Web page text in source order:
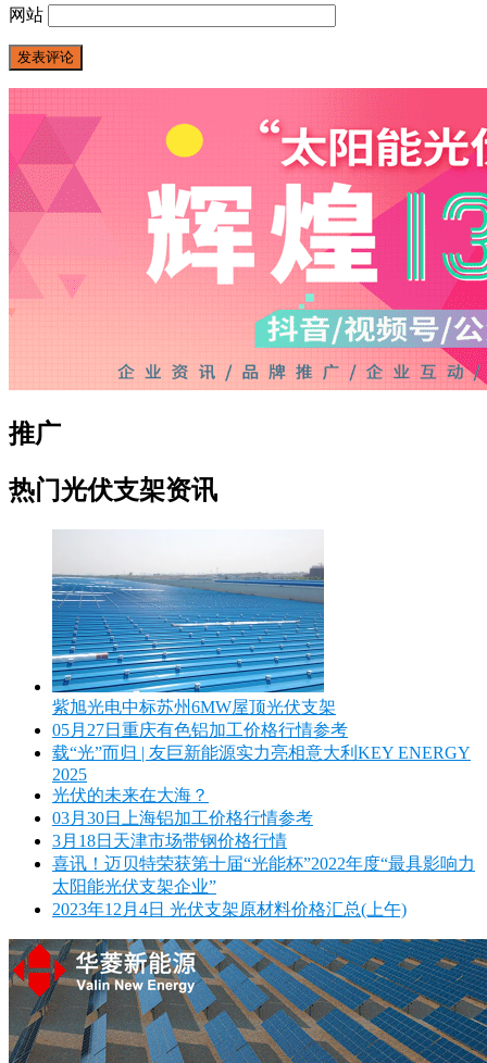
网站
推广
热门光伏支架资讯
紫旭光电中标苏州6MW屋顶光伏支架
05月27日重庆有色铝加工价格行情参考
载“光”而归 | 友巨新能源实力亮相意大利KEY ENERGY
2025
光伏的未来在大海？
03月30日上海铝加工价格行情参考
3月18日天津市场带钢价格行情
喜讯！迈贝特荣获第十届“光能杯”2022年度“最具影响力
太阳能光伏支架企业”
2023年12月4日 光伏支架原材料价格汇总(上午)